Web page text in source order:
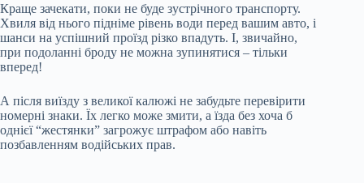
Краще зачекати, поки не буде зустрічного транспорту.
Хвиля від нього підніме рівень води перед вашим авто, і
шанси на успішний проїзд різко впадуть. І, звичайно,
при подоланні броду не можна зупинятися – тільки
вперед!
А після виїзду з великої калюжі не забудьте перевірити
номерні знаки. Їх легко може змити, а їзда без хоча б
однієї “жестянки” загрожує штрафом або навіть
позбавленням водійських прав.